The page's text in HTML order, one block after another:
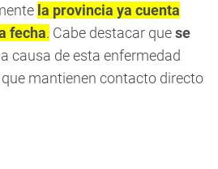
la provincia ya cuenta
fecha. Cabe destacar quese
a causa de esta enfermedad
mantienen contacto directo